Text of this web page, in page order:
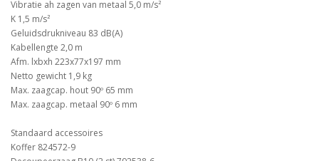
Vibratie ah zagen van metaal 5,0 m/s²
K 1,5 m/s²
Geluidsdrukniveau 83 dB(A)
Kabellengte 2,0 m
Afm. lxbxh 223x77x197 mm
Netto gewicht 1,9 kg
Max. zaagcap. hout 90º 65 mm
Max. zaagcap. metaal 90º 6 mm
Standaard accessoires
Koffer 824572-9